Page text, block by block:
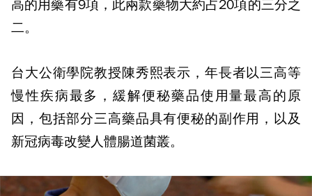
高的用藥有9項，此兩款藥物大約占20項的三分之
二。
台大公衛學院教授陳秀熙表示，年長者以三高等
慢性疾病最多，緩解便秘藥品使用量最高的原
因，包括部分三高藥品具有便秘的副作用，以及
新冠病毒改變人體腸道菌叢。